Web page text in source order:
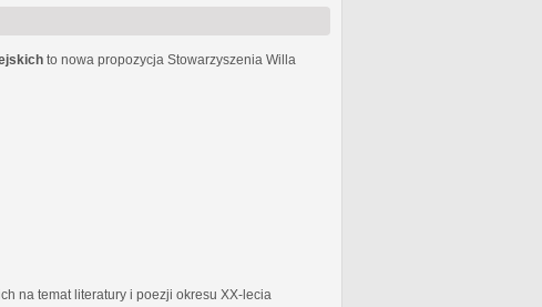
to nowa propozycja Stowarzyszenia Willa
na temat literatury i poezji okresu XX-lecia